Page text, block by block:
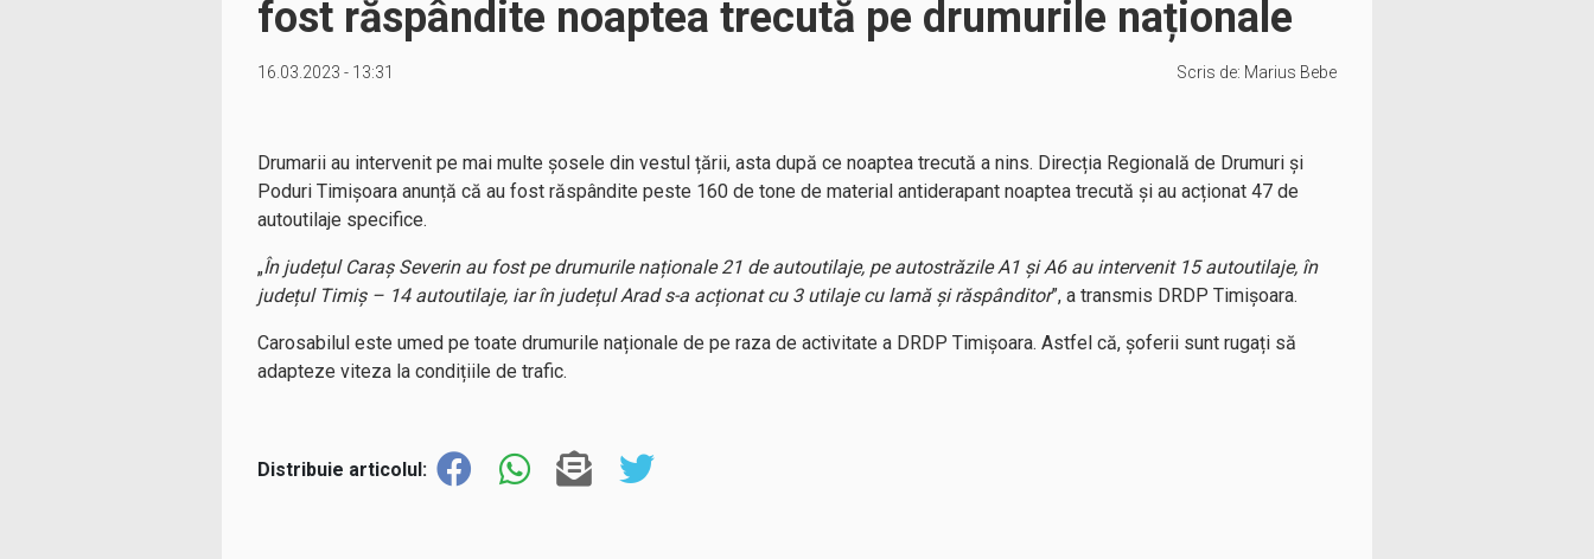
fost răspândite noaptea trecută pe drumurile naționale
16.03.2023 - 13:31 Scris de: Marius Bebe
Drumarii au intervenit pe mai multe șosele din vestul țării, asta după ce noaptea trecută a nins. Direcția Regională de Drumuri și
Poduri Timișoara anunță că au fost răspândite peste 160 de tone de material antiderapant noaptea trecută și au acționat 47 de
autoutilaje specifice.
„În județul Caraș Severin au fost pe drumurile naționale 21 de autoutilaje, pe autostrăzile A1 și A6 au intervenit 15 autoutilaje, în
județul Timiș – 14 autoutilaje, iar în județul Arad s-a acționat cu 3 utilaje cu lamă și răspânditor”, a transmis DRDP Timișoara.
Carosabilul este umed pe toate drumurile naționale de pe raza de activitate a DRDP Timişoara. Astfel că, șoferii sunt rugați să
adapteze viteza la condițiile de trafic.
Distribuie articolul: